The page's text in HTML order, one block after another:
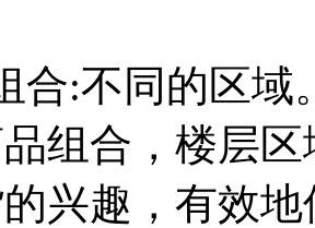
合:不同的区
组合，楼层
兴趣，有效